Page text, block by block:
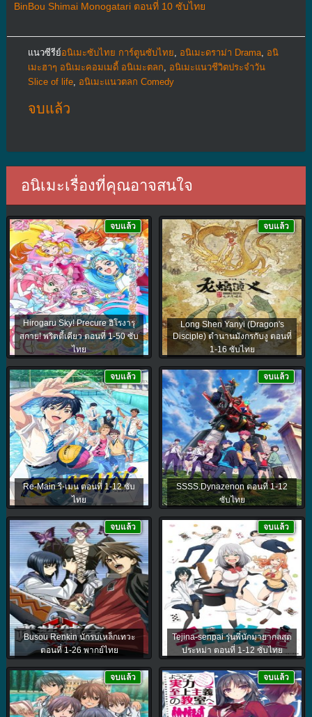
BinBou Shimai Monogatari ตอนที่ 10 ซับไทย
แนวซีรีย์อนิเมะซับไทย การ์ตูนซับไทย, อนิเมะดราม่า Drama, อนิ
เมะฮาๆ อนิเมะคอมเมดี้ อนิเมะตลก, อนิเมะแนวชีวิตประจําวัน
Slice of life, อนิเมะแนวตลก Comedy
จบแล้ว
อนิเมะเรื่องที่คุณอาจสนใจ
Hirogaru Sky! Precure ฮิโรงารุ
สกาย! พริตตี้เคียว ตอนที่ 1-50 ซับ
ไทย
จบแล้ว
Long Shen Yanyi (Dragon's
Disciple) ตำนานมังกรกับงู ตอนที่
1-16 ซับไทย
จบแล้ว
Re-Main รี-เมน ตอนที่ 1-12 ซับ
ไทย
จบแล้ว
SSSS.Dynazenon ตอนที่ 1-12
ซับไทย
จบแล้ว
Busou Renkin นักรบเหล็กเทวะ
ตอนที่ 1-26 พากย์ไทย
จบแล้ว
Tejina-senpai รุ่นพี่นักมายากลสุด
ประหม่า ตอนที่ 1-12 ซับไทย
จบแล้ว
จบแล้ว จบแล้ว